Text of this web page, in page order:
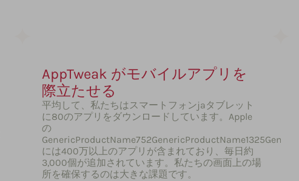
AppTweak がモバイルアプリを
際立たせる
平均して、私たちはスマートフォンjaタブレット
に80のアプリをダウンロードしています。Apple
の
には400万以上のアプリが含まれており、毎日約
3,000個が追加されています。私たちの画面上の場
所を確保するのは大きな課題です。